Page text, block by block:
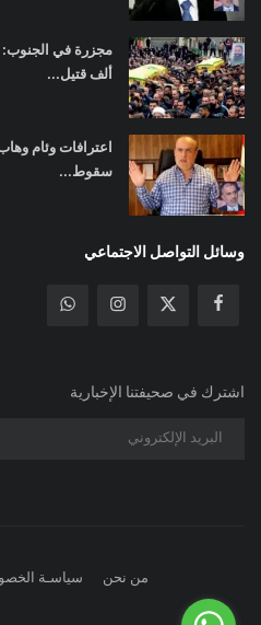
ألف قتيل...
اعترافات وئام
سقوط...
وسائل التواصل الاجتماعي
اشترك في صحيفتنا الإخبارية
من نحن سياسـة